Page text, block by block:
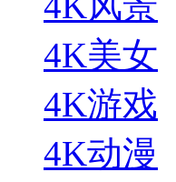
4K美女
4K游戏
4K动漫